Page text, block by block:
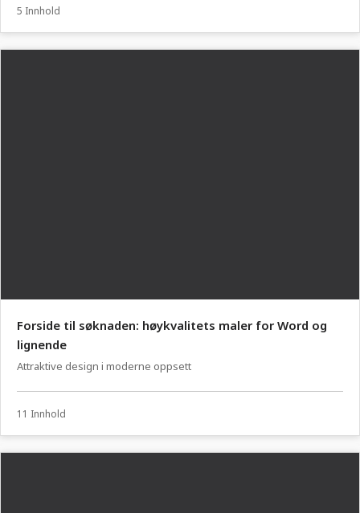
5 Innhold
Forside til søknaden: høykvalitets maler for Word og
lignende
Attraktive design i moderne oppsett
11 Innhold